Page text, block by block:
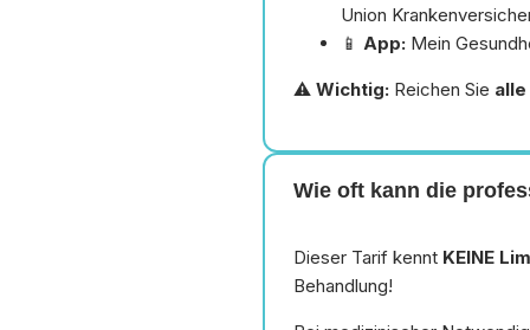
Union
📱 App: Mein
⚠️ Wichtig: Reichen Sie
Wie oft kann die
Dieser Tarif kennt KEINE
Behandlung!